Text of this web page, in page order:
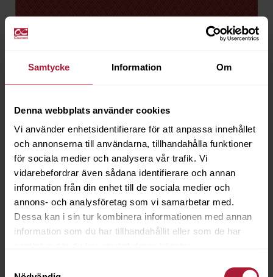
Samtycke Information Om
Denna webbplats använder cookies
Vi använder enhetsidentifierare för att anpassa innehållet
och annonserna till användarna, tillhandahålla funktioner
för sociala medier och analysera vår trafik. Vi
vidarebefordrar även sådana identifierare och annan
information från din enhet till de sociala medier och
annons- och analysföretag som vi samarbetar med.
Dessa kan i sin tur kombinera informationen med annan
information som du har tillhandahållit eller som de har
Diamante Lava
DIA-6609